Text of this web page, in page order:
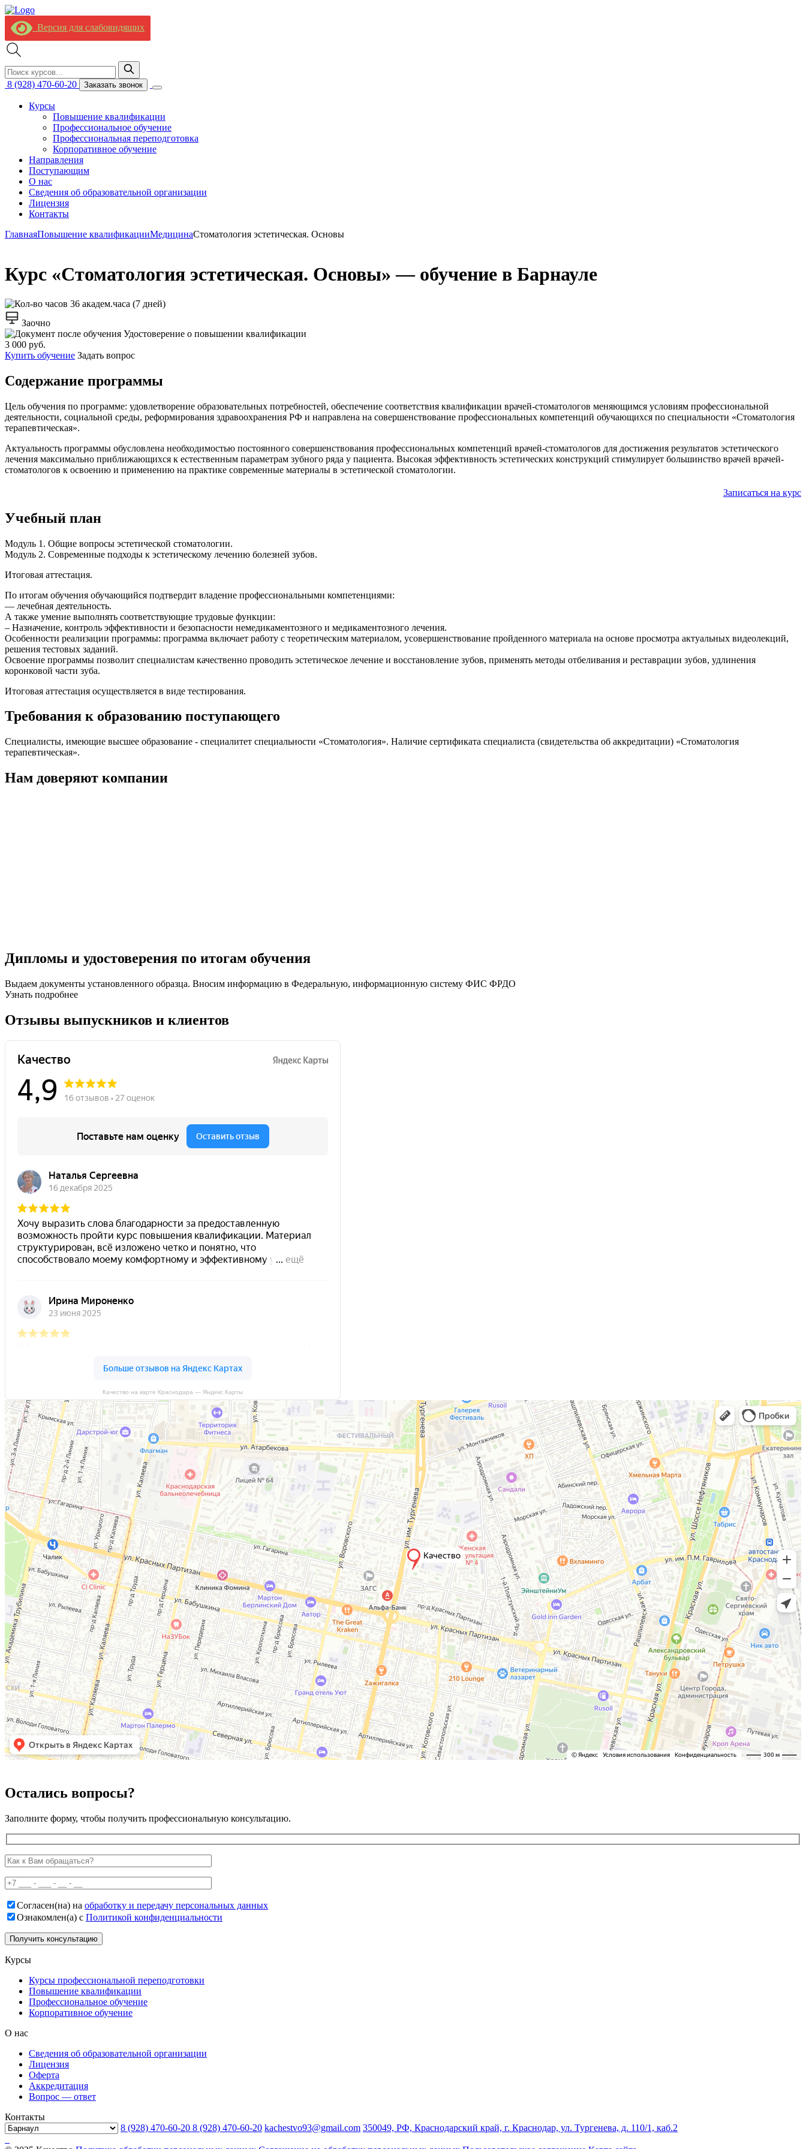
Версия для слабовидящих
8 (928) 470-60-20 Заказать звонок
Курсы
Повышение квалификации
Профессиональное обучение
Профессиональная переподготовка
Корпоративное обучение
Направления
Поступающим
О нас
Сведения об образовательной организации
Лицензия
Контакты
ГлавнаяПовышение квалификацииМедицинаСтоматология эстетическая. Основы
Курс «Стоматология эстетическая. Основы» — обучение в Барнауле
36 академ.часа (7 дней)
Заочно
Удостоверение о повышении квалификации
3 000 руб.
Купить обучение Задать вопрос
Содержание программы
Цель обучения по программе: удовлетворение образовательных потребностей, обеспечение соответствия квалификации врачей-стоматологов меняющимся условиям профессиональной
деятельности, социальной среды, реформирования здравоохранения РФ и направлена на совершенствование профессиональных компетенций обучающихся по специальности «Стоматология
терапевтическая».
Актуальность программы обусловлена необходимостью постоянного совершенствования профессиональных компетенций врачей-стоматологов для достижения результатов эстетического
лечения максимально приближающихся к естественным параметрам зубного ряда у пациента. Высокая эффективность эстетических конструкций стимулирует большинство врачей врачей-
стоматологов к освоению и применению на практике современные материалы в эстетической стоматологии.
Записаться на курс
Учебный план
Модуль 1. Общие вопросы эстетической стоматологии.
Модуль 2. Современные подходы к эстетическому лечению болезней зубов.
Итоговая аттестация.
По итогам обучения обучающийся подтвердит владение профессиональными компетенциями:
— лечебная деятельность.
А также умение выполнять соответствующие трудовые функции:
– Назначение, контроль эффективности и безопасности немедикаментозного и медикаментозного лечения.
Особенности реализации программы: программа включает работу с теоретическим материалом, усовершенствование пройденного материала на основе просмотра актуальных видеолекций,
решения тестовых заданий.
Освоение программы позволит специалистам качественно проводить эстетическое лечение и восстановление зубов, применять методы отбеливания и реставрации зубов, удлинения
коронковой части зуба.
Итоговая аттестация осуществляется в виде тестирования.
Требования к образованию поступающего
Специалисты, имеющие высшее образование - специалитет специальности «Стоматология». Наличие сертификата специалиста (свидетельства об аккредитации) «Стоматология
терапевтическая».
Нам доверяют компании
Дипломы и удостоверения по итогам обучения
Выдаем документы установленного образца. Вносим информацию в Федеральную, информационную систему ФИС ФРДО
Узнать подробнее
Отзывы выпускников и клиентов
Качество на карте Краснодара — Яндекс Карты
Остались вопросы?
Заполните форму, чтобы получить профессиональную консультацию.
Согласен(на) на обработку и передачу персональных данных
Ознакомлен(а) с Политикой конфиденциальности
Курсы
Курсы профессиональной переподготовки
Повышение квалификации
Профессиональное обучение
Корпоративное обучение
О нас
Сведения об образовательной организации
Лицензия
Оферта
Аккредитация
Вопрос — ответ
Контакты
8 (928) 470-60-20 8 (928) 470-60-20 kachestvo93@gmail.com 350049, РФ, Краснодарский край, г. Краснодар, ул. Тургенева, д. 110/1, каб.2